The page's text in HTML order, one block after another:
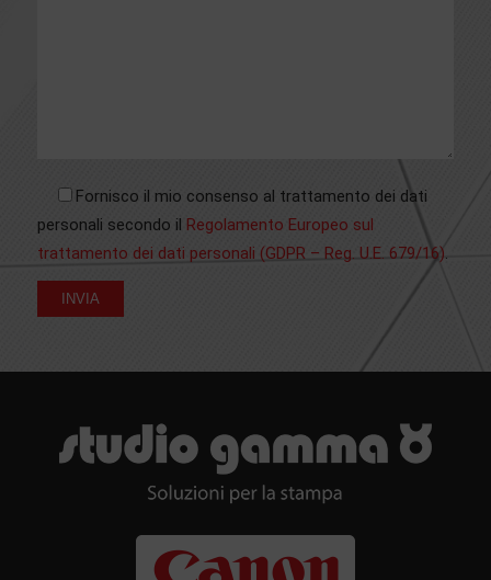
Fornisco il mio consenso al trattamento dei dati
personali secondo il Regolamento Europeo sul
trattamento dei dati personali (GDPR – Reg. U.E. 679/16).